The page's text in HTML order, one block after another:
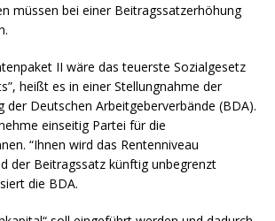
müssen bei einer Beitragssatzerhöhung
II wäre das teuerste Sozialgesetz
heißt es in einer Stellungnahme der
der Deutschen Arbeitgeberverbände (BDA).
einseitig Partei für die
“Ihnen wird das Rentenniveau
der Beitragssatz künftig unbegrenzt
die BDA.